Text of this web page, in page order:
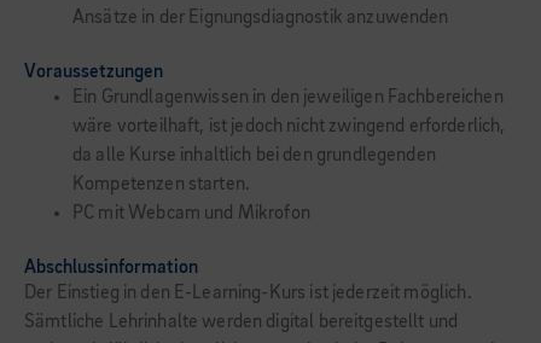
Ansätze in der Eignungsdiagnostik anzuwenden
Voraussetzungen
Ein Grundlagenwissen in den jeweiligen Fachbereichen
wäre vorteilhaft, ist jedoch nicht zwingend erforderlich,
da alle Kurse inhaltlich bei den grundlegenden
Kompetenzen starten.
PC mit Webcam und Mikrofon
Abschlussinformation
Der Einstieg in den E-Learning-Kurs ist jederzeit möglich.
Sämtliche Lehrinhalte werden digital bereitgestellt und